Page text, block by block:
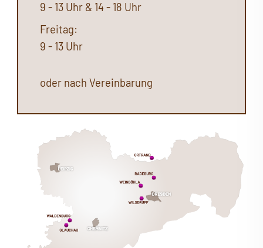
9 - 13 Uhr & 14 - 18 Uhr
Freitag:
9 - 13 Uhr
oder nach Vereinbarung